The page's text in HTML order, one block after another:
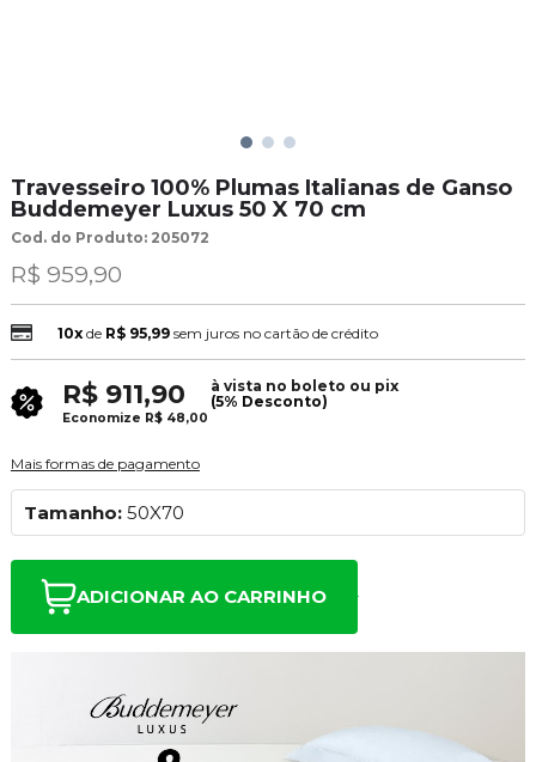
Travesseiro 100% Plumas Italianas de Ganso
Buddemeyer Luxus 50 X 70 cm
Cod. do Produto: 205072
R$ 959,90
10xde R$ 95,99 sem juros no cartão de crédito
R$ 911,90
à vista no boleto ou pix
(5% Desconto)
Economize R$ 48,00
Mais formas de pagamento
Tamanho: 50X70
ADICIONAR AO CARRINHO